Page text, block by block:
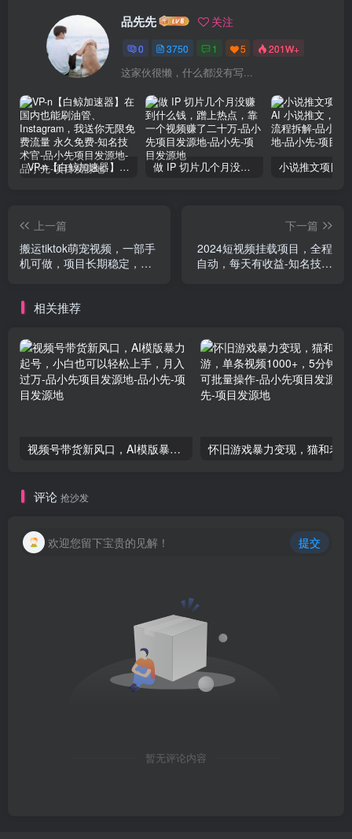
品先先 关注
0 3750 1 5 201W+
这家伙很懒，什么都没有写...
VP-n【白鲸加速器】在国内也能刷油管、Instagram，我送你无限免费流量 永久免费-知名技术官-品小先项目发源地 做 IP 切片几个月没赚到什么钱，蹭上热点，靠一个视频赚了二十万-品小先项目发源地
上一篇
搬运tiktok萌宠视频，一部手
机可做，项目长期稳定，月
下一篇
2024短视频挂载项目，全程
自动，每天有收益-知名技术
相关推荐
视频号带货新风口，AI模版暴力起号，小白也可以轻松上手，月入过万-品小先项目发源地
评论 抢沙发
欢迎您留下宝贵的见解！ 提交
暂无评论内容